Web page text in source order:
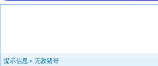
提示信息 » 无敌猪哥